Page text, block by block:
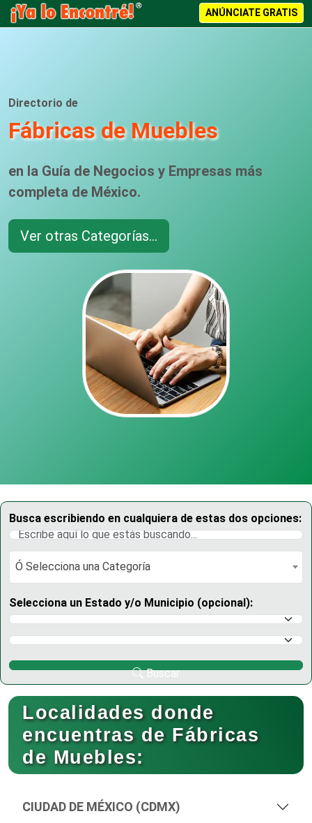
ANÚNCIATE GRATIS
Directorio de
Fábricas de Muebles
en la Guía de Negocios y Empresas más
completa de México.
Ver otras Categorías...
Busca escribiendo en cualquiera de estas dos opciones:
Ó Selecciona una Categoría
Ó Selecciona una Categoría
Selecciona un Estado y/o Municipio (opcional):
Selecciona un Estado
Selecciona un Municipio
Buscar
Localidades donde
encuentras de Fábricas
de Muebles:
CIUDAD DE MÉXICO (CDMX)